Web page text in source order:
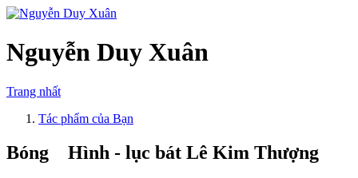
Nguyễn Duy Xuân
Trang nhất
Tác phẩm của Bạn
Bóng Hình - lục bát Lê Kim Thượng